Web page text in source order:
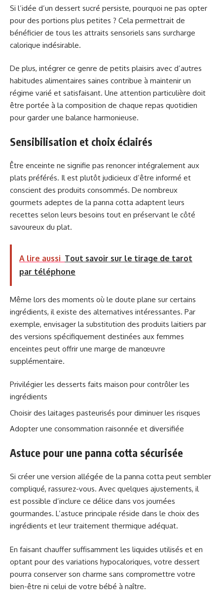
Si l’idée d’un dessert sucré persiste, pourquoi ne pas opter
pour des portions plus petites ? Cela permettrait de
bénéficier de tous les attraits sensoriels sans surcharge
calorique indésirable.
De plus, intégrer ce genre de petits plaisirs avec d’autres
habitudes alimentaires saines contribue à maintenir un
régime varié et satisfaisant. Une attention particulière doit
être portée à la composition de chaque repas quotidien
pour garder une balance harmonieuse.
Sensibilisation et choix éclairés
Être enceinte ne signifie pas renoncer intégralement aux
plats préférés. Il est plutôt judicieux d’être informé et
conscient des produits consommés. De nombreux
gourmets adeptes de la panna cotta adaptent leurs
recettes selon leurs besoins tout en préservant le côté
savoureux du plat.
A lire aussi Tout savoir sur le tirage de tarot
par téléphone
Même lors des moments où le doute plane sur certains
ingrédients, il existe des alternatives intéressantes. Par
exemple, envisager la substitution des produits laitiers par
des versions spécifiquement destinées aux femmes
enceintes peut offrir une marge de manœuvre
supplémentaire.
Privilégier les desserts faits maison pour contrôler les
ingrédients
Choisir des laitages pasteurisés pour diminuer les risques
Adopter une consommation raisonnée et diversifiée
Astuce pour une panna cotta sécurisée
Si créer une version allégée de la panna cotta peut sembler
compliqué, rassurez-vous. Avec quelques ajustements, il
est possible d’inclure ce délice dans vos journées
gourmandes. L’astuce principale réside dans le choix des
ingrédients et leur traitement thermique adéquat.
En faisant chauffer suffisamment les liquides utilisés et en
optant pour des variations hypocaloriques, votre dessert
pourra conserver son charme sans compromettre votre
bien-être ni celui de votre bébé à naître.